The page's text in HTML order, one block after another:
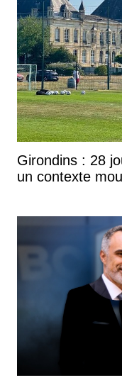
Girondins : 28
un contexte